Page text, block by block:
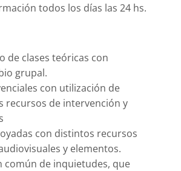
todos los días las 24 hs.
de clases teóricas con
grupal.
con utilización de
recursos de intervención y
con distintos recursos
y elementos.
común de inquietudes, que